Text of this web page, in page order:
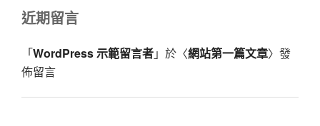
近期留言
「WordPress 示範留言者」於〈網站第一篇文章〉發
佈留言